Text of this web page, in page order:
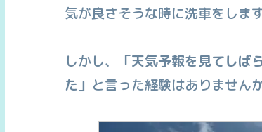
気が良さそうな時に洗車をします
しかし、
「天気予報を見てし
た」 と言った経験はありません